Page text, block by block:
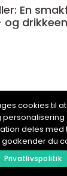
En
no
cookies til
deles med
du
Privatlivspolitik